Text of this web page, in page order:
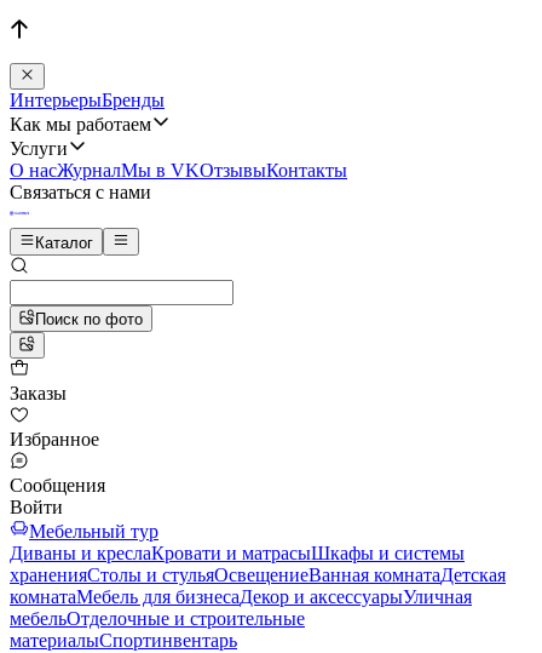
ИнтерьерыБренды
Как мы работаем
Услуги
О насЖурналМы в VKОтзывыКонтакты
Связаться с нами
Каталог
Поиск по фото
Заказы
Избранное
Сообщения
Войти
Мебельный тур
Диваны и креслаКровати и матрасыШкафы и системы
храненияСтолы и стульяОсвещениеВанная комнатаДетская
комнатаМебель для бизнесаДекор и аксессуарыУличная
мебельОтделочные и строительные
материалыСпортинвентарь